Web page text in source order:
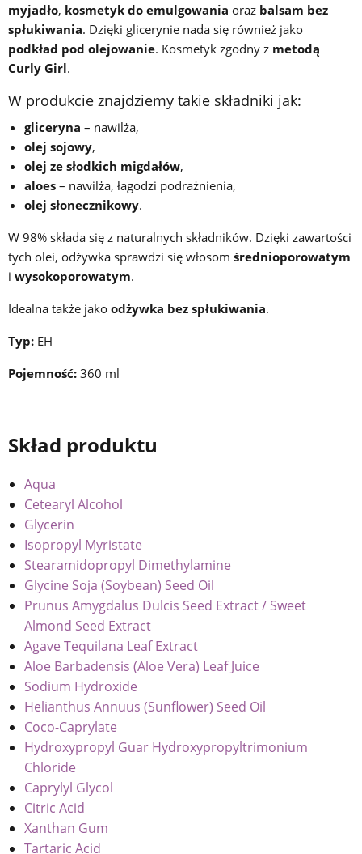
myjadło, kosmetyk do emulgowania oraz balsam bez
spłukiwania. Dzięki glicerynie nada się również jako
podkład pod olejowanie. Kosmetyk zgodny z metodą
Curly Girl.
W produkcie znajdziemy takie składniki jak:
gliceryna – nawilża,
olej sojowy,
olej ze słodkich migdałów,
aloes – nawilża, łagodzi podrażnienia,
olej słonecznikowy.
W 98% składa się z naturalnych składników. Dzięki zawartości
tych olei, odżywka sprawdzi się włosom średnioporowatym
i wysokoporowatym.
Idealna także jako odżywka bez spłukiwania.
Typ: EH
Pojemność: 360 ml
Skład produktu
Aqua
Cetearyl Alcohol
Glycerin
Isopropyl Myristate
Stearamidopropyl Dimethylamine
Glycine Soja (Soybean) Seed Oil
Prunus Amygdalus Dulcis Seed Extract / Sweet
Almond Seed Extract
Agave Tequilana Leaf Extract
Aloe Barbadensis (Aloe Vera) Leaf Juice
Sodium Hydroxide
Helianthus Annuus (Sunflower) Seed Oil
Coco-Caprylate
Hydroxypropyl Guar Hydroxypropyltrimonium
Chloride
Caprylyl Glycol
Citric Acid
Xanthan Gum
Tartaric Acid